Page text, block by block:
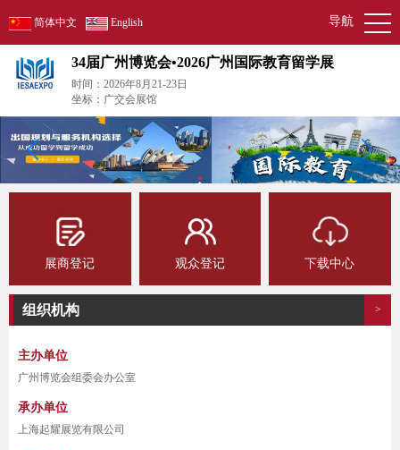
简体中文 English 导航
34届广州博览会•2026广州国际教育留学展
时间：2026年8月21-23日
坐标：广交会展馆
展商登记 观众登记 下载中心
组织机构 >
主办单位
广州博览会组委会办公室
承办单位
上海起耀展览有限公司